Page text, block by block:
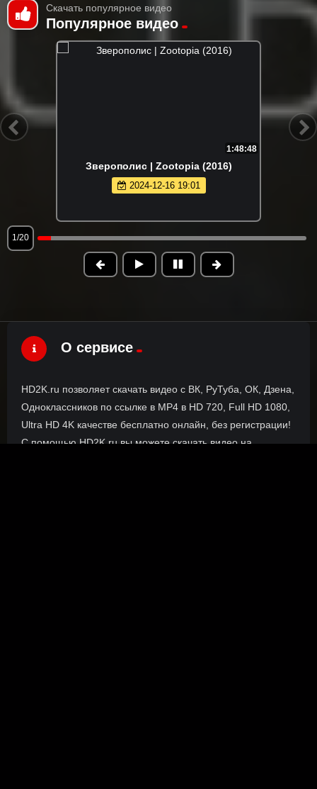
Скачать популярное видео
Популярное видео
1:48:48
Зверополис | Zootopia (2016)
2024-12-16 19:01
1/20
О сервисе
HD2K.ru позволяет скачать видео с ВК, РуТуба, ОК, Дзена,
Одноклассников по ссылке в MP4 в HD 720, Full HD 1080,
Ultra HD 4K качестве бесплатно онлайн, без регистрации!
С помощью HD2K.ru вы можете скачать видео на